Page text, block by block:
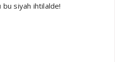
bu siyah ihtilalde!